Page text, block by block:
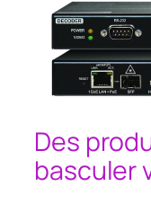
Des
basculer